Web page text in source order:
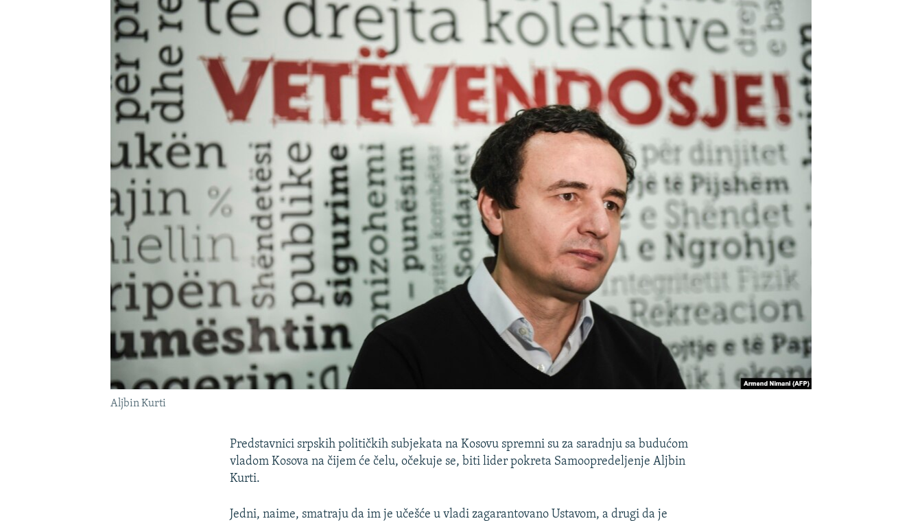
POPLAVE I KLIZIŠTA U BIH 2024.
TRI DECENIJE OD RATA U BIH
NASTANAK I RASPAD JUGOSLAVIJE
Aljbin Kurti
Predstavnici srpskih političkih subjekata na Kosovu spremni su za saradnju sa budućom
vladom Kosova na čijem će čelu, očekuje se, biti lider pokreta Samoopredeljenje Aljbin
Kurti.
Jedni, naime, smatraju da im je učešće u vladi zagarantovano Ustavom, a drugi da je